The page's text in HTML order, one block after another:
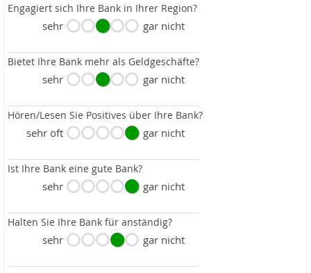
Engagiert sich Ihre Bank in Ihrer Region?
sehr gar nicht
Bietet Ihre Bank mehr als Geldgeschäfte?
sehr gar nicht
Hören/Lesen Sie Positives über Ihre Bank?
sehr oft gar nicht
Ist Ihre Bank eine gute Bank?
sehr gar nicht
Halten Sie Ihre Bank für anständig?
sehr gar nicht